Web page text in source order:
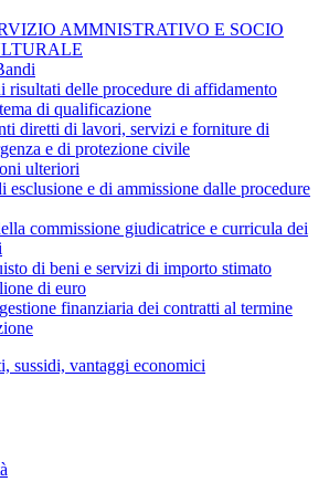
AMMNISTRATIVO E SOCIO
risultati delle procedure di affidamento
di qualificazione
diretti di lavori, servizi e forniture di
e di protezione civile
ulteriori
esclusione e di ammissione dalle procedure
commissione giudicatrice e curricula dei
di beni e servizi di importo stimato
di euro
finanziaria dei contratti al termine
sussidi, vantaggi economici